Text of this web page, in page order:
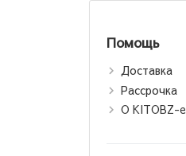
Помощь
Доставка
Рассрочка
О KITOBZ-е